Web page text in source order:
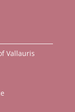
Vallauris